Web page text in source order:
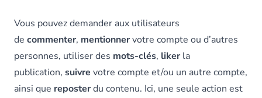
Vous pouvez demander aux utilisateurs
de commenter, mentionnervotre compte ou d’autres
personnes, utiliser des mots-clés, liker la
publication, suivre votre compte et/ou un autre compte,
ainsi que reposterdu contenu. Ici, une seule action est